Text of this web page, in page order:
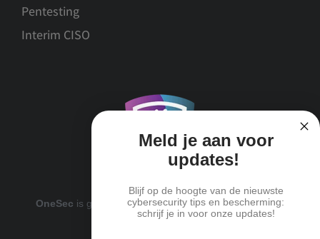
Pentesting
Interim CISO
OneSec is gecertificeerd deelnemer van ICTWaarborg
Meld je aan voor
updates!
Blijf op de hoogte van de nieuwste
cybersecurity tips en bescherming:
schrijf je in voor onze updates!